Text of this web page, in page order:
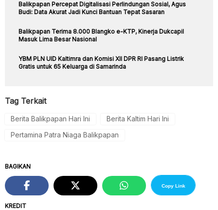
Balikpapan Percepat Digitalisasi Perlindungan Sosial, Agus
Budi: Data Akurat Jadi Kunci Bantuan Tepat Sasaran
Balikpapan Terima 8.000 Blangko e-KTP, Kinerja Dukcapil
Masuk Lima Besar Nasional
YBM PLN UID Kaltimra dan Komisi XII DPR RI Pasang Listrik
Gratis untuk 65 Keluarga di Samarinda
Tag Terkait
Berita Balikpapan Hari Ini
Berita Kaltim Hari Ini
Pertamina Patra Niaga Balikpapan
KREDIT
BAGIKAN
Copy Link